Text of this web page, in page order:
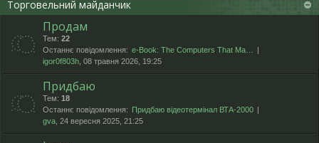
Торговельний майданчик
Продам
Тем: 22
Останнє повідомлення: e-Book: The Computers That Ma…
igor0f803h , 08 травня 2026, 19:25
Придбаю
Тем: 18
Останнє повідомлення:
Придбаю відеотермінал ВТА-2000
gva , 24 вересня 2025, 21:25